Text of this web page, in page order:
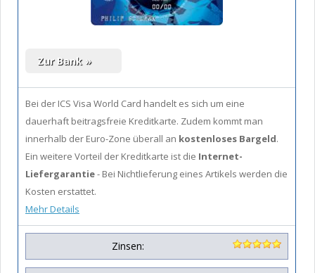
Bei der ICS Visa World Card handelt es sich um eine
dauerhaft beitragsfreie Kreditkarte. Zudem kommt man
innerhalb der Euro-Zone überall an kostenloses Bargeld.
Ein weitere Vorteil der Kreditkarte ist die Internet-
Liefergarantie- Bei Nichtlieferung eines Artikels werden die
Kosten erstattet.
Mehr Details
Zinsen: